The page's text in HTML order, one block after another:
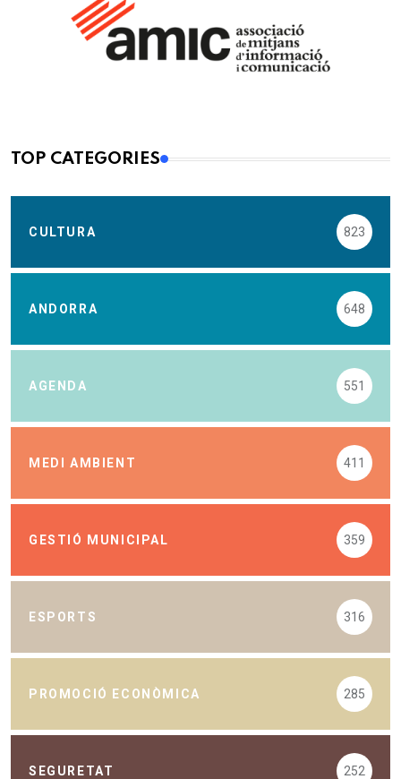
TOP CATEGORIES
CULTURA 823
ANDORRA 648
AGENDA 551
MEDI AMBIENT 411
GESTIÓ MUNICIPAL 359
ESPORTS 316
PROMOCIÓ ECONÒMICA 285
SEGURETAT 252